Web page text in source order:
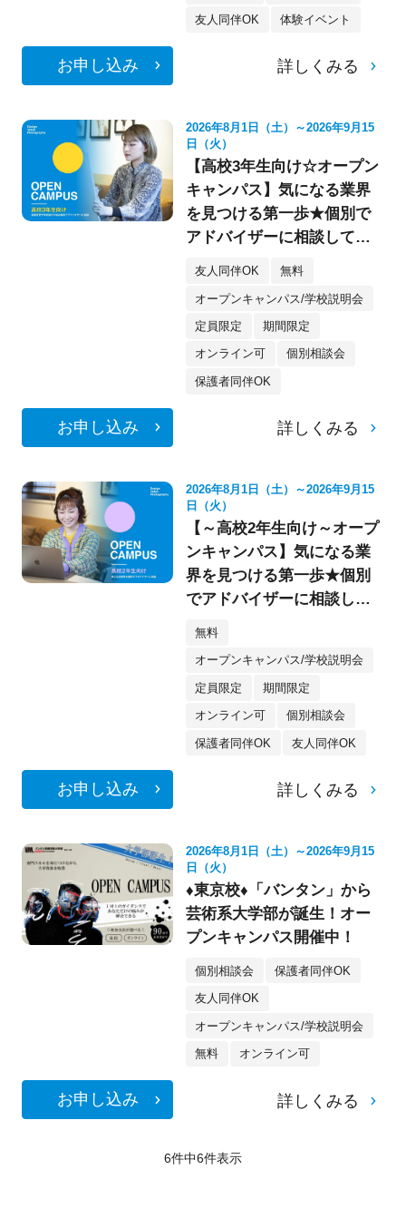
友人同伴OK 体験イベント
お申し込み 詳しくみる
2026年8月1日（土）～2026年9月15
日（火）
【高校3年生向け☆オープン
キャンパス】気になる業界
を見つける第一歩★個別で
アドバイザーに相談してみ
よう！
友人同伴OK 無料
オープンキャンパス/学校説明会
定員限定 期間限定
オンライン可 個別相談会
保護者同伴OK
お申し込み 詳しくみる
2026年8月1日（土）～2026年9月15
日（火）
【～高校2年生向け～オープ
ンキャンパス】気になる業
界を見つける第一歩★個別
でアドバイザーに相談して
みよう！
無料
オープンキャンパス/学校説明会
定員限定 期間限定
オンライン可 個別相談会
保護者同伴OK 友人同伴OK
お申し込み 詳しくみる
2026年8月1日（土）～2026年9月15
日（火）
♦東京校♦「バンタン」から
芸術系大学部が誕生！オー
プンキャンパス開催中！
個別相談会 保護者同伴OK
友人同伴OK
オープンキャンパス/学校説明会
無料 オンライン可
お申し込み 詳しくみる
6件中6件表示